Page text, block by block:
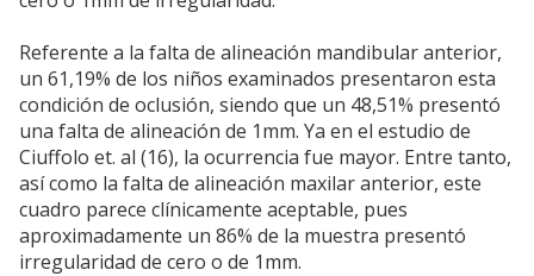
Referente a la falta de alineación mandibular anterior,
un 61,19% de los niños examinados presentaron esta
condición de oclusión, siendo que un 48,51% presentó
una falta de alineación de 1mm. Ya en el estudio de
Ciuffolo et. al (16), la ocurrencia fue mayor. Entre tanto,
así como la falta de alineación maxilar anterior, este
cuadro parece clínicamente aceptable, pues
aproximadamente un 86% de la muestra presentó
irregularidad de cero o de 1mm.